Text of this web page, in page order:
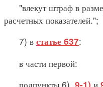
"влекут штраф в
расчетных показателей.";
7) в статье 637:
в части первой:
подпункты 6), 9-1) и